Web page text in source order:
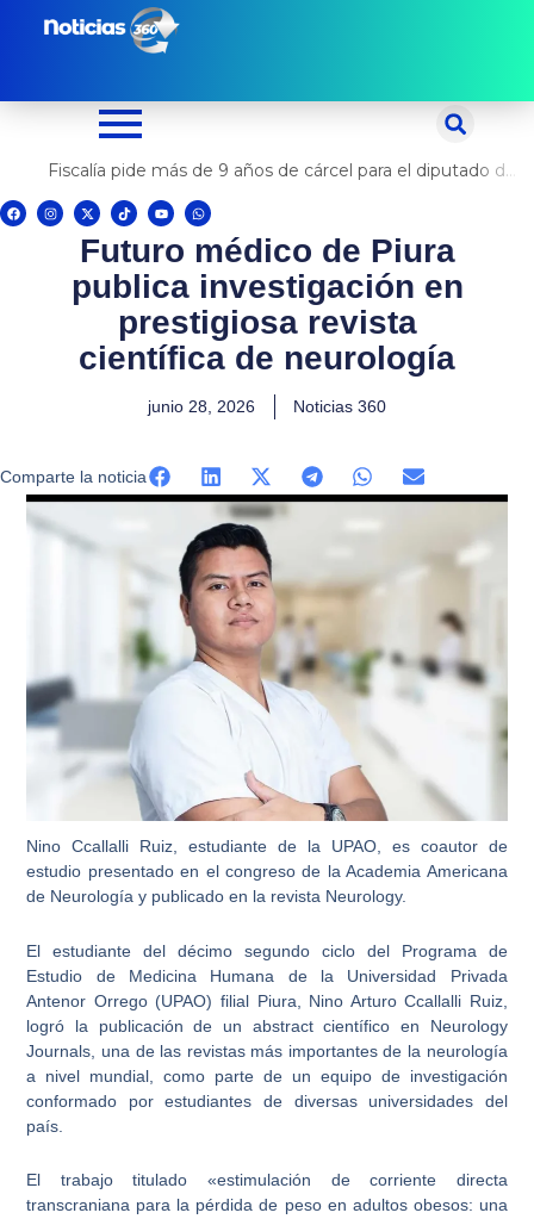
Fiscalía pide más de 9 años de cárcel para el diputado de oposición Harvey Colchado
F
a
c
I
n
s
X
-
t
w
i
t
e
T
i
k
t
o
Y
o
u
t
u
e
W
h
a
t
a
p
p
Futuro médico de Piura
publica investigación en
prestigiosa revista
científica de neurología
junio 28, 2026 Noticias 360
Comparte la noticia
Nino Ccallalli Ruiz, estudiante de la UPAO, es coautor de
estudio presentado en el congreso de la Academia Americana
de Neurología y publicado en la revista Neurology.
El estudiante del décimo segundo ciclo del Programa de
Estudio de Medicina Humana de la Universidad Privada
Antenor Orrego (UPAO) filial Piura, Nino Arturo Ccallalli Ruiz,
logró la publicación de un abstract científico en Neurology
Journals, una de las revistas más importantes de la neurología
a nivel mundial, como parte de un equipo de investigación
conformado por estudiantes de diversas universidades del
país.
El trabajo titulado «estimulación de corriente directa
transcraniana para la pérdida de peso en adultos obesos: una